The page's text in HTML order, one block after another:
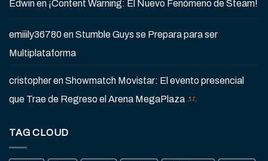
Edwinen ¡Content Warning: El Nuevo Fenómeno de Steam!
emiiily36780enStumble Guys se Prepara para ser
Multiplataforma
cristopherenShowmatch Movistar: El evento presencial
que Trae de Regreso el Arena MegaPlaza
TAG CLOUD